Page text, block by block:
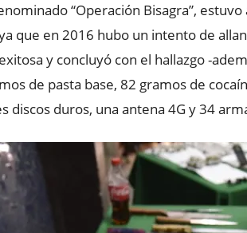
“Operación Bisagra”,
que en 2016 hubo un intento de
y concluyó con el hallazgo -
de pasta base, 82 gramos de
discos duros, una antena 4G y 34